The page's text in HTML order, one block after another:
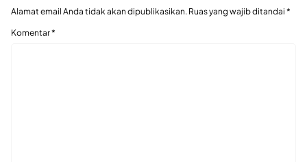
Alamat email Anda tidak akan dipublikasikan. Ruas yang wajib ditandai *
Komentar*